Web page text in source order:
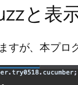
と表
すが、本プロ